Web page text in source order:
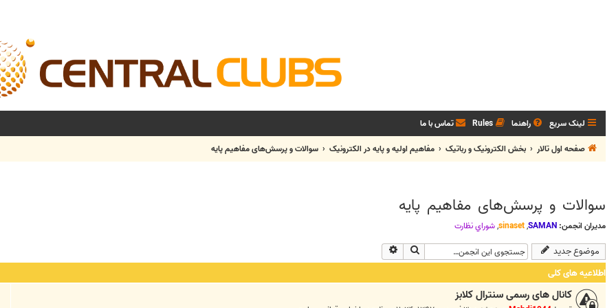
لینک سریع راهنما Rules تماس با ما
صفحه اول تالار
بخش الکترونيک و رباتیک مفاهیم اولیه و پایه در الکترونیک سوالات و پرسش‌های مفاهیم پایه
سوالات و پرسش‌های مفاهیم پایه
مدیران انجمن: SAMAN
,
sinaset
,شوراي نظارت
موضوع جدید جستجو
اطلاعیه های کلی
کانال های رسمی سنترال کلابز